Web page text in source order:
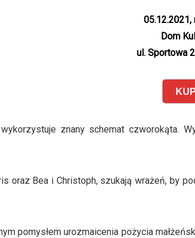
05.12.2021,
Dom
ul. Sportowa
znany schemat czworokąta.
oraz Bea i Christoph, szukają wrażeń, by
pomysłem urozmaicenia pożycia